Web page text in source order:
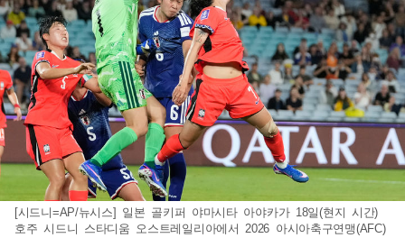
[시드니=AP/뉴시스] 일본 골키퍼 야마시타 아야카가 18일(현지 시간)
호주 시드니 스타디움 오스트레일리아에서 2026 아시아축구연맹(AFC)